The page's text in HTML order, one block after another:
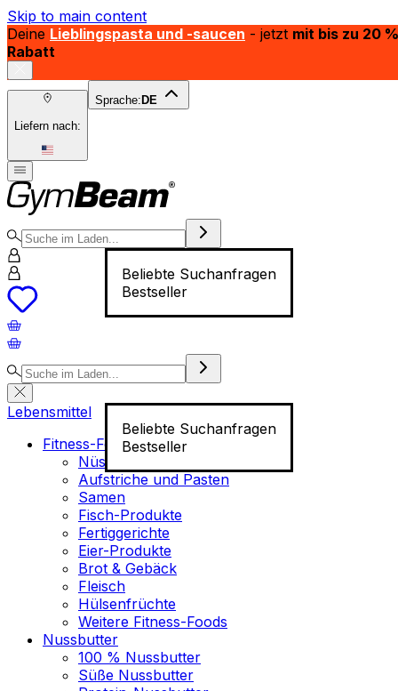
Skip to main content
Deine Lieblingspasta und -saucen - jetzt mit bis zu 20 %
Rabatt
Liefern nach:
Sprache: DE
Beliebte Suchanfragen
Bestseller
Beliebte Suchanfragen
Bestseller
Lebensmittel
Fitness-Food
Nüsse
Aufstriche und Pasten
Samen
Fisch-Produkte
Fertiggerichte
Eier-Produkte
Brot & Gebäck
Fleisch
Hülsenfrüchte
Weitere Fitness-Foods
Nussbutter
100 % Nussbutter
Süße Nussbutter